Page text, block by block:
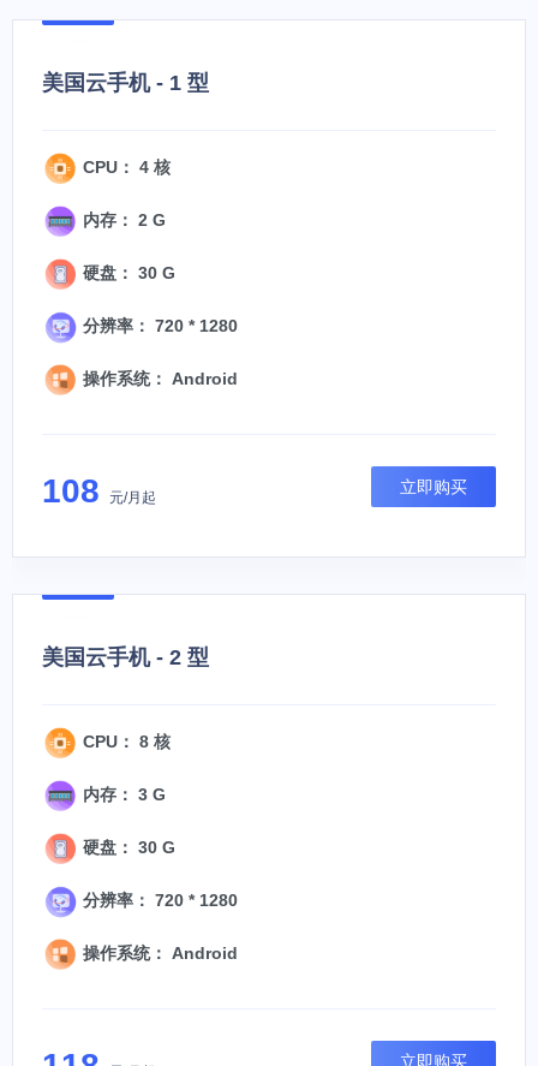
美国云手机 - 1 型
CPU： 4 核
内存： 2 G
硬盘： 30 G
分辨率： 720 * 1280
操作系统： Android
108 元/月起
立即购买
美国云手机 - 2 型
CPU： 8 核
内存： 3 G
硬盘： 30 G
分辨率： 720 * 1280
操作系统： Android
立即购买